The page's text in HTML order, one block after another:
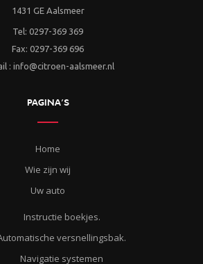
1431 GE Aalsmeer
Tel: 0297-369 369
Fax: 0297-369 696
: info@citroen-aalsmeer.nl
PAGINA’S
Home
Wie zijn wij
Uw auto
Instructie boekjes.
versnellingsbak.
Navigatie systemen